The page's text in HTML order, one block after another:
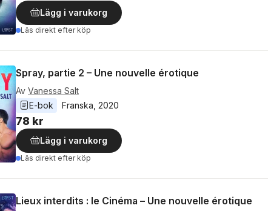
Lägg i varukorg
Läs direkt efter köp
Spray, partie 2 – Une nouvelle érotique
Av Vanessa Salt
E-bok
Franska 2020
78 kr
Lägg i varukorg
Läs direkt efter köp
Lieux interdits : le Cinéma – Une nouvelle érotique